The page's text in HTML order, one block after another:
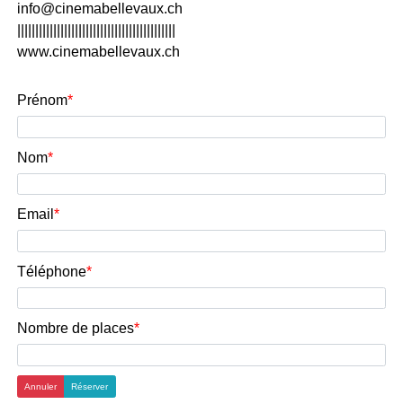
info@cinemabellevaux.ch
www.cinemabellevaux.ch
Prénom
Nom
Email
Téléphone
Nombre de places
Annuler Réserver